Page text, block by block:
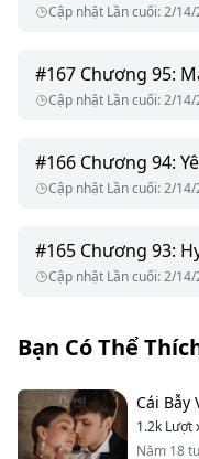
Cập nhật Lần cuối:2/14/
#167 Chương 95:
Cập nhật Lần cuối:2/14/
#166 Chương 94:
Cập nhật Lần cuối:2/14/
#165 Chương 93:
Cập nhật Lần cuối:2/14/
Bạn Có Thể
Cái Bẫy
1.2k Lượt
Năm 18